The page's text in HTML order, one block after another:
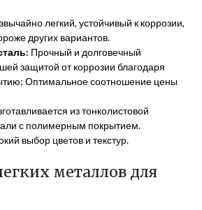
легкий, устойчивый к коррозии,
других вариантов.
Прочный и долговечный
защитой от коррозии благодаря
Оптимальное соотношение цены
из тонколистовой
с полимерным покрытием.
выбор цветов и текстур.
металлов для